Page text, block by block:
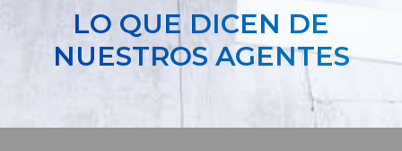
LO QUE DICEN DE
NUESTROS AGENTES